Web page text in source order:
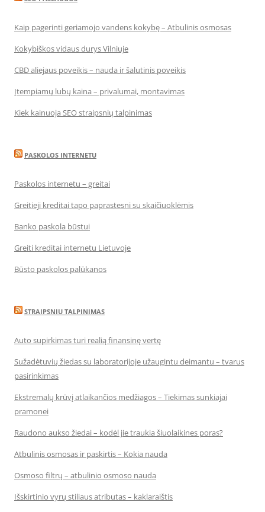
Kaip pagerinti geriamojo vandens kokybę – Atbulinis osmosas
Kokybiškos vidaus durys Vilniuje
CBD aliejaus poveikis – nauda ir šalutinis poveikis
Įtempiamų lubų kaina – privalumai, montavimas
Kiek kainuoja SEO straipsnių talpinimas
PASKOLOS INTERNETU
Paskolos internetu – greitai
Greitieji kreditai tapo paprastesni su skaičiuoklėmis
Banko paskola būstui
Greiti kreditai internetu Lietuvoje
Būsto paskolos palūkanos
STRAIPSNIU TALPINIMAS
Auto supirkimas turi realią finansinę vertę
Sužadėtuvių žiedas su laboratorijoje užaugintu deimantu – tvarus
pasirinkimas
Ekstremalų krūvį atlaikančios medžiagos – Tiekimas sunkiajai
pramonei
Raudono aukso žiedai – kodėl jie traukia šiuolaikines poras?
Atbulinis osmosas ir paskirtis – Kokia nauda
Osmoso filtrų – atbulinio osmoso nauda
Išskirtinio vyrų stiliaus atributas – kaklaraištis